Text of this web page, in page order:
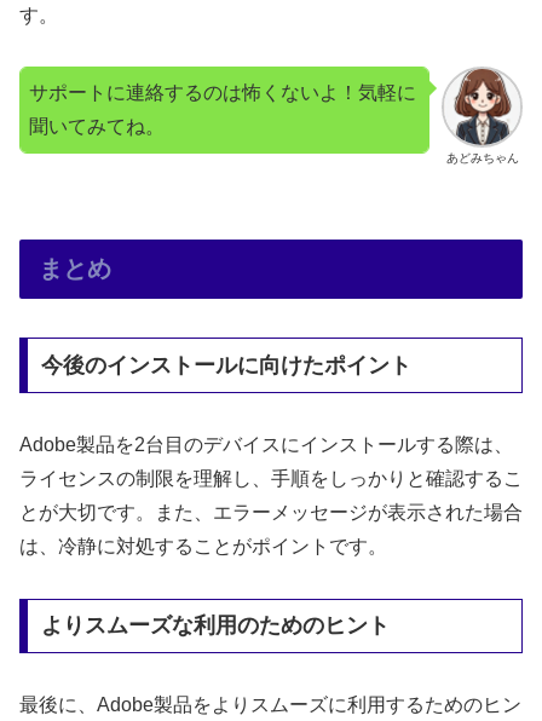
す。
あどみちゃん
サポートに連絡するのは怖くないよ！気軽に
聞いてみてね。
まとめ
今後のインストールに向けたポイント
Adobe製品を2台目のデバイスにインストールする際は、
ライセンスの制限を理解し、手順をしっかりと確認するこ
とが大切です。また、エラーメッセージが表示された場合
は、冷静に対処することがポイントです。
よりスムーズな利用のためのヒント
最後に、Adobe製品をよりスムーズに利用するためのヒン